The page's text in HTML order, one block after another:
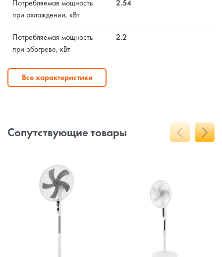
Потребляемая мощность
при охлаждении, кВт
2.54
Потребляемая мощность
при обогреве, кВт
2.2
Все характеристики
Сопутствующие товары